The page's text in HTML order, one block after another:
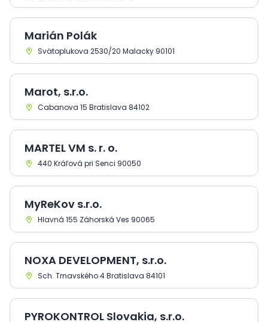
Marián Polák
Svätoplukova 2530/20 Malacky 90101
Marot, s.r.o.
Cabanova 15 Bratislava 84102
MARTEL VM s. r. o.
440 Kráľová pri Senci 90050
MyReKov s.r.o.
Hlavná 155 Záhorská Ves 90065
NOXA DEVELOPMENT, s.r.o.
Sch. Trnavského 4 Bratislava 84101
PYROKONTROL Slovakia, s.r.o.